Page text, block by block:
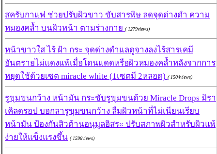
สครับกาแฟ ช่วยปรับผิวขาว ขับสารพิษ ลดจุดด่างดำ ความ
หมองคล้ำ บนผิวหน้า ตามร่างกาย ( 1279views)
หน้าขาวใส ไร้ ฝ้า กระ จุดด่างดำแลดูจางลงไร้สารเคมี
อันตรายไม่แดงแพ้เมื่อโดนแดดหรือผิวหมองคล้ำหลังจากการ
หยุดใช้ด้วยเซต miracle white (1เซตมี 2หลอด) ( 1504views)
รูขุมขนกว้าง หน้ามัน กระชับรูขุมขนด้วย Miracle Drops มิรา
เคิลดรอป บอกลารูขุมขนกว้าง ลืมผิวหน้าที่ไม่เนียนเรียบ
หน้ามัน ป้องกันสิวต้านอนุมูลอิสระ ปรับสภาพผิวสำหรับผิวแพ้
ง่ายให้แข็งแรงขึ้น ( 1596views)